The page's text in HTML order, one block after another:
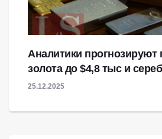
Аналитики прогнозируют
золота до $4,8 тыс и
25.12.2025